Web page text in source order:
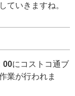
ていきますね。
00にコストコ通ブ
業が行われま